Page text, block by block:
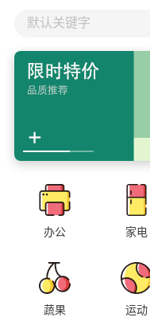
默认关键字
办公 家电
蔬果 运动